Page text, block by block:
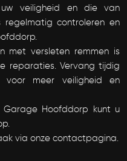
uw veiligheid en die van
controleren en
met versleten remmen is
reparaties. Vervang tijdig
voor meer veiligheid en
Garage Hoofddorp kunt u
via onze contactpagina.